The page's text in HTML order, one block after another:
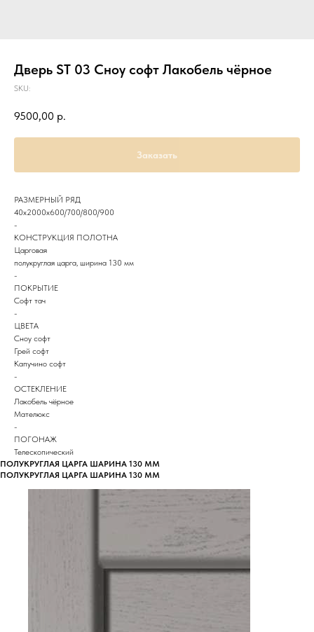
Дверь ST 03 Сноу софт Лакобель чёрное
SKU:
9500,00 р.
Заказать
РАЗМЕРНЫЙ РЯД
40х2000х600/700/800/900
-
КОНСТРУКЦИЯ ПОЛОТНА
Царговая
полукруглая царга, ширина 130 мм
-
ПОКРЫТИЕ
Софт тач
-
ЦВЕТА
Сноу софт
Грей софт
Капучино софт
-
ОСТЕКЛЕНИЕ
Лакобель чёрное
Мателюкс
-
ПОГОНАЖ
Телескопический
ПОЛУКРУГЛАЯ ЦАРГА ШАРИНА 130 ММ
ПОЛУКРУГЛАЯ ЦАРГА ШАРИНА 130 ММ